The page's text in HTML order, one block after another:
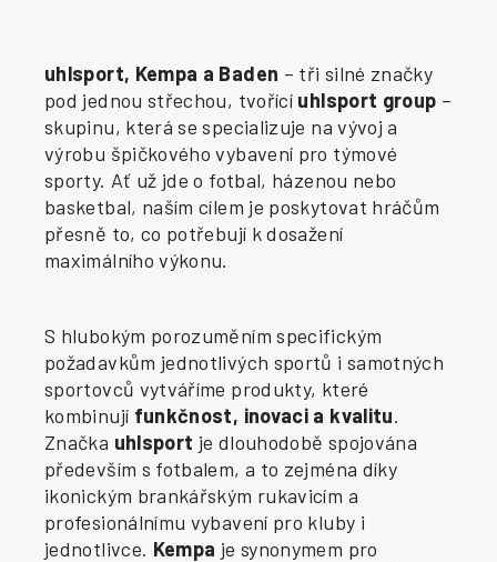
uhlsport, Kempa a Baden – tři silné značky
pod jednou střechou, tvořící uhlsport group –
skupinu, která se specializuje na vývoj a
výrobu špičkového vybavení pro týmové
sporty. Ať už jde o fotbal, házenou nebo
basketbal, naším cílem je poskytovat hráčům
přesně to, co potřebují k dosažení
maximálního výkonu.
S hlubokým porozuměním specifickým
požadavkům jednotlivých sportů i samotných
sportovců vytváříme produkty, které
kombinují funkčnost, inovaci a kvalitu.
Značka uhlsport je dlouhodobě spojována
především s fotbalem, a to zejména díky
ikonickým brankářským rukavicím a
profesionálnímu vybavení pro kluby i
jednotlivce. Kempa je synonymem pro